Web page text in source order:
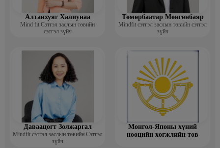
Алтанхуяг Халиунаа
Mind fit Сэтгэл заслын төвийн
сэтгэл зүйч
Төмөрбаатар Мөнгөнбаяр
Mindfit сэтгэл заслын төвийн сэтгэл
зүйч
Даваацогт Золжаргал
Mindfit сэтгэл заслын төвийн Сэтгэл
зүйч
Монгол-Японы хүний
нөөцийн хөгжлийн төв